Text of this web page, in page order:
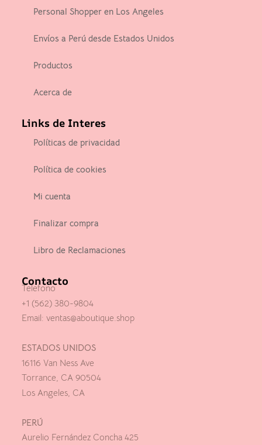
Personal Shopper en Los Angeles
Envíos a Perú desde Estados Unidos
Productos
Acerca de
Links de Interes
Políticas de privacidad
Política de cookies
Mi cuenta
Finalizar compra
Libro de Reclamaciones
Contacto
Telefono
+1 (562) 380-9804
Email: ventas@aboutique.shop
ESTADOS UNIDOS
16116 Van Ness Ave
Torrance, CA 90504
Los Angeles, CA
PERÚ
Aurelio Fernández Concha 425